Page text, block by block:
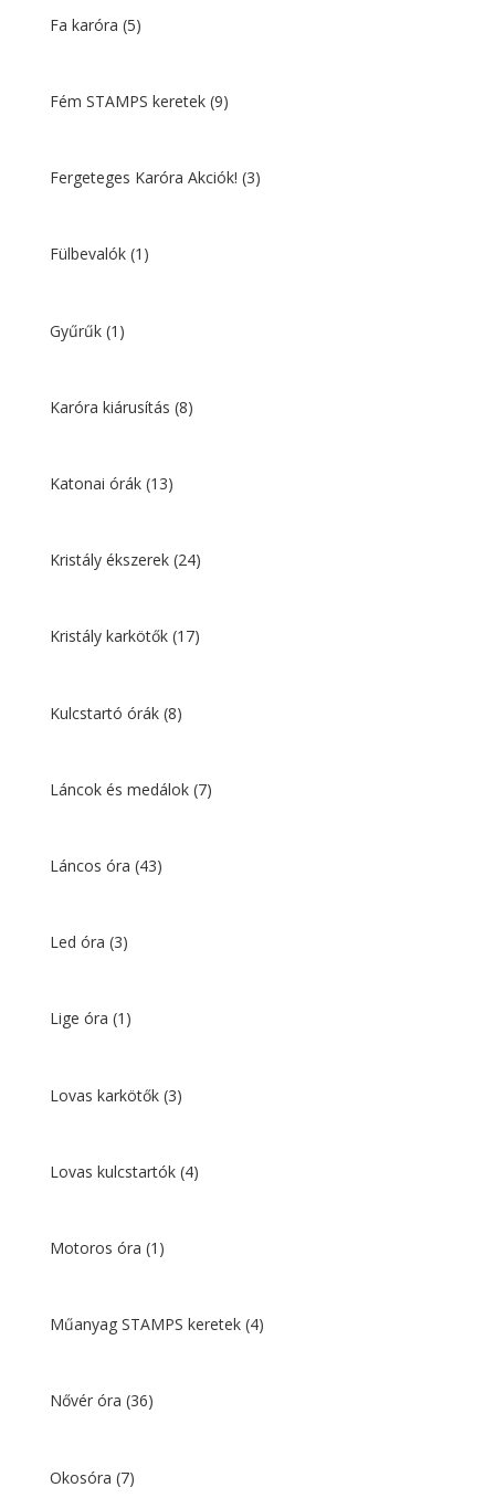
Fa karóra (5)
Fém STAMPS keretek (9)
Fergeteges Karóra Akciók! (3)
Fülbevalók (1)
Gyűrűk (1)
Karóra kiárusítás (8)
Katonai órák (13)
Kristály ékszerek (24)
Kristály karkötők (17)
Kulcstartó órák (8)
Láncok és medálok (7)
Láncos óra (43)
Led óra (3)
Lige óra (1)
Lovas karkötők (3)
Lovas kulcstartók (4)
Motoros óra (1)
Műanyag STAMPS keretek (4)
Nővér óra (36)
Okosóra (7)